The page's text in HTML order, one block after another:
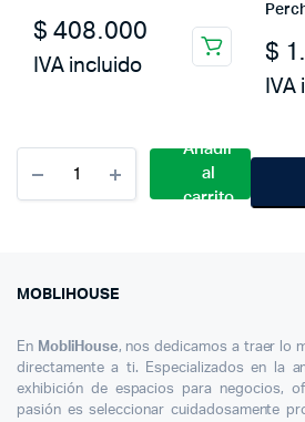
$ 408.000
IVA incluido $
IVA
Silla
Oficina
Añadir
al
carrito
MOBLIHOUSE
En MobliHouse, nos dedicamos a traer lo
directamente a ti. Especializados en la
exhibición de espacios para negocios,
pasión es seleccionar cuidadosamente